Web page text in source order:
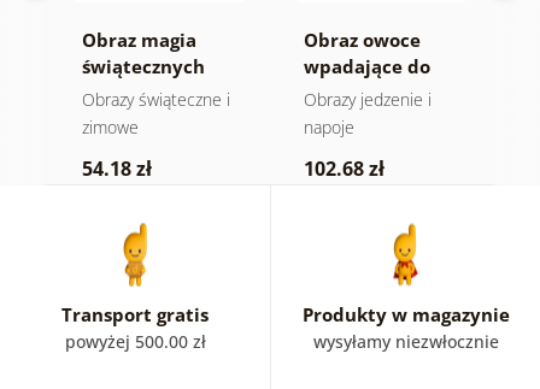
Obraz magia
świątecznych
smaków
Obrazy świąteczne i
zimowe
54.18 zł
Obraz owoce
wpadające do
wody
Obrazy jedzenie i
napoje
102.68 zł
Transport gratis
powyżej 500.00 zł
Produkty w magazynie
wysyłamy niezwłocznie